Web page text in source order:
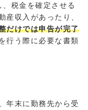
税金を確定させる
産収入があったり、
だけでは申告が完了
行う際に必要な書類
年末に勤務先から受